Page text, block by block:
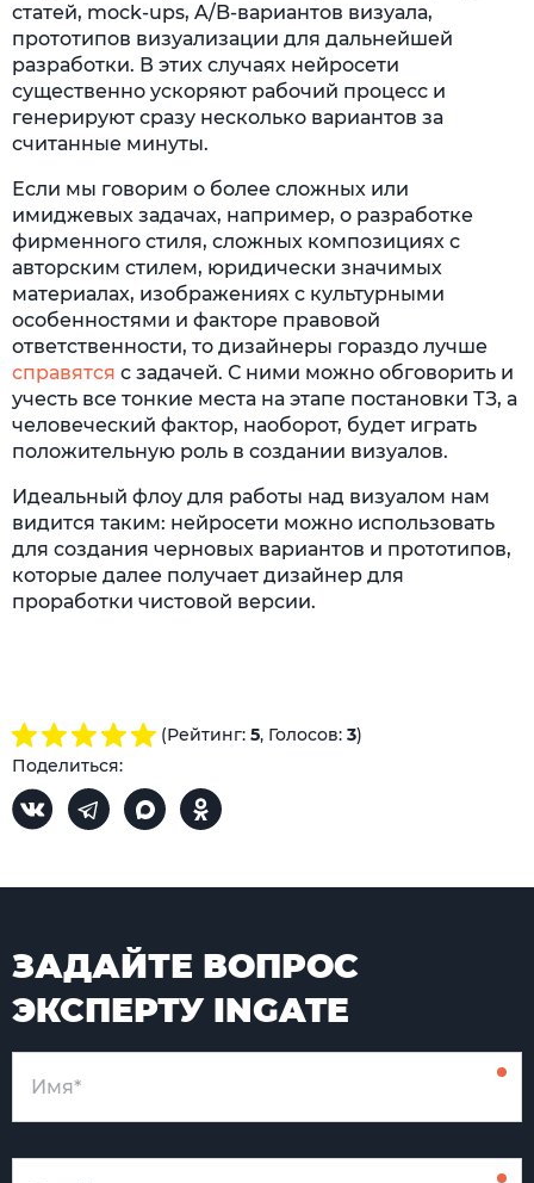
статей, mock-ups, A/B-вариантов визуала,
прототипов визуализации для дальнейшей
разработки. В этих случаях нейросети
существенно ускоряют рабочий процесс и
генерируют сразу несколько вариантов за
считанные минуты.
Если мы говорим о более сложных или
имиджевых задачах, например, о разработке
фирменного стиля, сложных композициях с
авторским стилем, юридически значимых
материалах, изображениях с культурными
особенностями и факторе правовой
ответственности, то дизайнеры гораздо лучше
справятся с задачей. С ними можно обговорить и
учесть все тонкие места на этапе постановки ТЗ, а
человеческий фактор, наоборот, будет играть
положительную роль в создании визуалов.
Идеальный флоу для работы над визуалом нам
видится таким: нейросети можно использовать
для создания черновых вариантов и прототипов,
которые далее получает дизайнер для
проработки чистовой версии.
(Рейтинг: 5, Голосов: 3)
Поделиться:
ЗАДАЙТЕ ВОПРОС
ЭКСПЕРТУ INGATE